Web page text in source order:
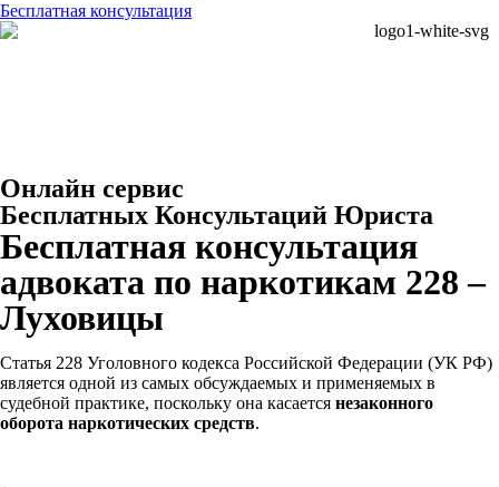
Бесплатная консультация
Онлайн сервис
Бесплатных Консультаций Юриста
Бесплатная консультация
адвоката по наркотикам 228 –
Луховицы
Статья 228 Уголовного кодекса Российской Федерации (УК РФ)
является одной из самых обсуждаемых и применяемых в
судебной практике, поскольку она касается незаконного
оборота наркотических средств.